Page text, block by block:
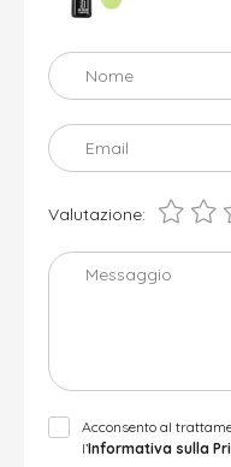
Nome
Email
Valutazione:
Messaggio
Acconsento al
l’Informativa sulla